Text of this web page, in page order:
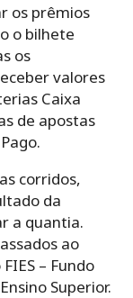
os prêmios
o bilhete
os
valores
Caixa
de apostas
corridos,
da
a quantia.
ao
– Fundo
Superior.